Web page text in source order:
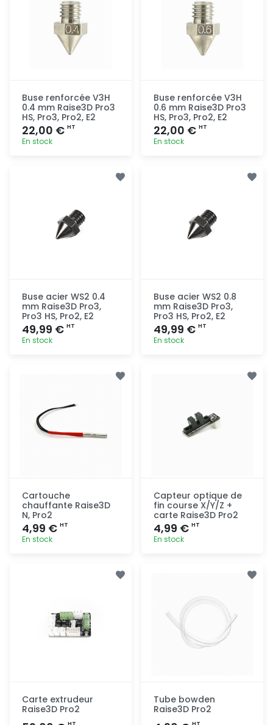
Buse renforcée V3H
0.4 mm Raise3D Pro3
HS, Pro3, Pro2, E2
22,00 € HT
En stock
Buse renforcée V3H
0.6 mm Raise3D Pro3
HS, Pro3, Pro2, E2
22,00 € HT
En stock
Buse acier WS2 0.4
mm Raise3D Pro3,
Pro3 HS, Pro2, E2
49,99 € HT
En stock
Buse acier WS2 0.8
mm Raise3D Pro3,
Pro3 HS, Pro2, E2
49,99 € HT
En stock
Cartouche
chauffante Raise3D
N, Pro2
4,99 € HT
En stock
Capteur optique de
fin course X/Y/Z +
carte Raise3D Pro2
4,99 € HT
En stock
Carte extrudeur
Raise3D Pro2
HT
Tube bowden
Raise3D Pro2
HT